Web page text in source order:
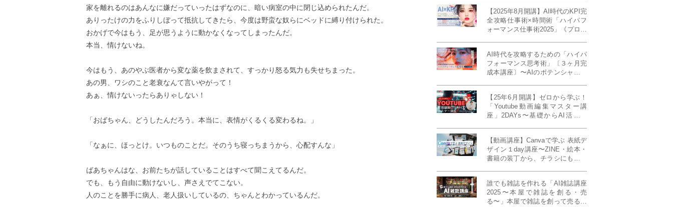
家を離れるのはあんなに嫌だっていったはずなのに、暗い病室の中に閉じ込められたんだ。
ありったけの力をふりしぼって抵抗してきたら、今度は野蛮な奴らにベッドに縛り付けられた。
おかげで今はもう、足が思うように動かなくなってしまったんだ。
本当、情けないね。
今はもう、あのやぶ医者から変な薬を飲まされて、すっかり怒る気力も失せちまった。
あの男、ワシのこと老衰なんて言いやがって！
あぁ、情けないったらありゃしない！
「おばちゃん、どうしたんだろう。本当に、表情がくるくる変わるね。」
「なぁに、ほっとけ。いつものことだ。そのうち寝っちまうから、心配すんな」
ばあちゃんはな、お前たちが話していることはすべて聞こえてるんだ。
でも、もう自由に動けないし、声さえでてこない。
人のことを勝手に病人、老人扱いしているの、ちゃんとわかっているんだ。
【2025年8月開講】AI時代のKPI完
全攻略仕事術×時間術「ハイパフ
ォーマンス仕事術2025」《プロフ
AI時代を攻略するための「ハイパ
フォーマンス思考術」〔３ヶ月完
成本講座〕〜AIのポテンシャルを
【25年6月開講】ゼロから学ぶ！
「Youtube動画編集マスター講
座」2DAYs〜基礎からAI活用ま
【動画講座】Canvaで学ぶ 表紙デ
ザイン１day講座〜ZINE・絵本・
書籍の装丁から、チラシにも活か
誰でも雑誌を作れる「AI雑誌講座
2025〜本屋で雑誌を創る・売
る〜」本屋で雑誌を創って売る！